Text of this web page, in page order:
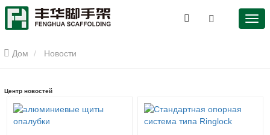
Дом Новости
Центр новостей